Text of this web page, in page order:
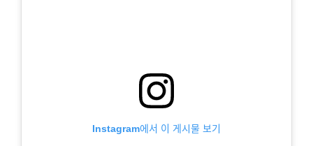
Instagram에서 이 게시물 보기